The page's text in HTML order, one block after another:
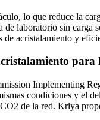
lo que reduce la
laboratorio sin
acristalamiento y
para
Implementing
condiciones y el
de la red. Kriya